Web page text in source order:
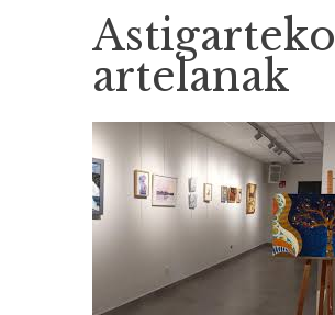
Astigarteko
artelanak